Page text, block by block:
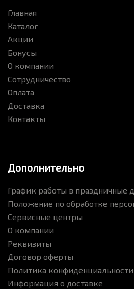
Главная
Каталог
Акции
Бонусы
О компании
Сотрудничество
Оплата
Доставка
Контакты
Дополнительно
График работы в праздничные
Положение по обработке
Сервисные центры
О компании
Реквизиты
Договор оферты
Политика конфиденциальности
Информация о доставке